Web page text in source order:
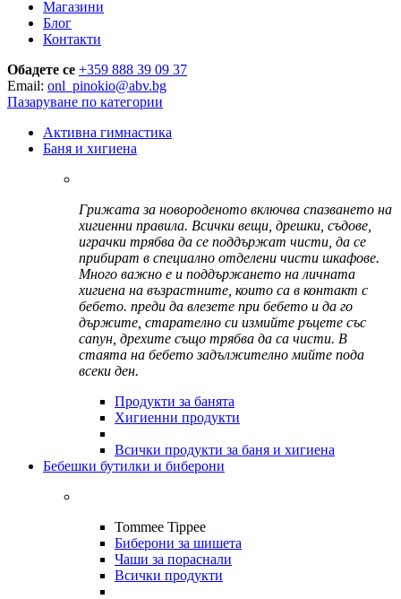
Магазини
Блог
Контакти
Обадете се +359 888 39 09 37
Email: onl_pinokio@abv.bg
Пазаруване по категории
Активна гимнастика
Баня и хигиена
Грижата за новороденото включва спазването на
хигиенни правила. Всички вещи, дрешки, съдове,
играчки трябва да се поддържат чисти, да се
прибират в специално отделени чисти шкафове.
Много важно е и поддържането на личната
хигиена на възрастните, които са в контакт с
бебето. преди да влезете при бебето и да го
държите, старателно си измийте ръцете със
сапун, дрехите също трябва да са чисти. В
стаята на бебето задължително мийте пода
всеки ден.
Продукти за банята
Хигиенни продукти
Всички продукти за баня и хигиена
Бебешки бутилки и биберони
Tommee Tippee
Биберони за шишета
Чаши за пораснали
Всички продукти